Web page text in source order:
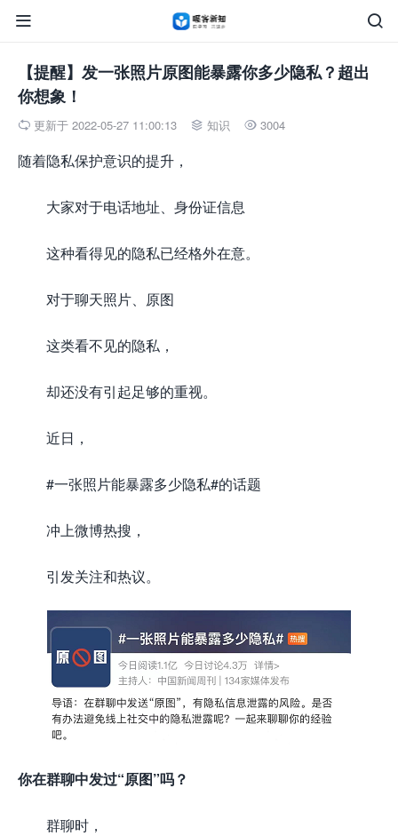


【提醒】发一张照片原图能暴露你多少隐私？超出
你想象！
 更新于 2022-05-27 11:00:13  知识  3004
随着隐私保护意识的提升，
大家对于电话地址、身份证信息
这种看得见的隐私已经格外在意。
对于聊天照片、原图
这类看不见的隐私，
却还没有引起足够的重视。
近日，
#一张照片能暴露多少隐私#的话题
冲上微博热搜，
引发关注和热议。
你在群聊中发过“原图”吗？
群聊时，